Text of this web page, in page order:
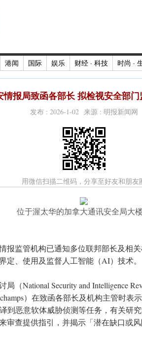
港闻 国际 娱乐 财经 · 科技 时尚 ·
情报局致函各部长 拟检视安全部
发布 : 2026-1-02 来源 : 明报新闻网
用微信扫描二维码，分享至好友和朋友
位于渥太华的加拿大通讯安全局大
报监管机构已通知多位联邦部长及相
定、使用及监督人工智能（AI）技术。
局（National Security and Intelligence
）在致函各部长及机构主管时表
到恶意软体威胁侦测等任务，有关研
审查提供指引，并揭示「潜在缺口或